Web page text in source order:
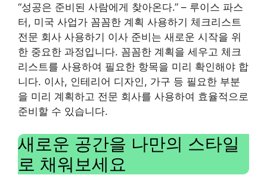
“성공은 준비된 사람에게 찾아온다.” – 루이스 파스
터, 미국 사업가 꼼꼼한 계획 사용하기 체크리스트
전문 회사 사용하기 이사 준비는 새로운 시작을 위
한 중요한 과정입니다. 꼼꼼한 계획을 세우고 체크
리스트를 사용하여 필요한 항목을 미리 확인해야 합
니다. 이사, 인테리어 디자인, 가구 등 필요한 부분
을 미리 계획하고 전문 회사를 사용하여 효율적으로
준비할 수 있습니다.
새로운 공간을 나만의 스타일
로 채워보세요